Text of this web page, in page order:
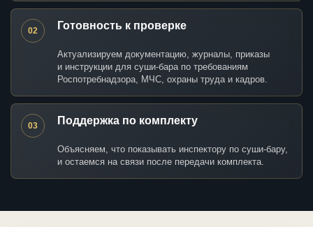
02 Готовность к проверке
Актуализируем документацию, журналы, приказы
и инструкции для суши-бара по требованиям
Роспотребнадзора, МЧС, охраны труда и кадров.
03 Поддержка по комплекту
Объясняем, что показывать инспектору по суши-бару,
и остаемся на связи после передачи комплекта.